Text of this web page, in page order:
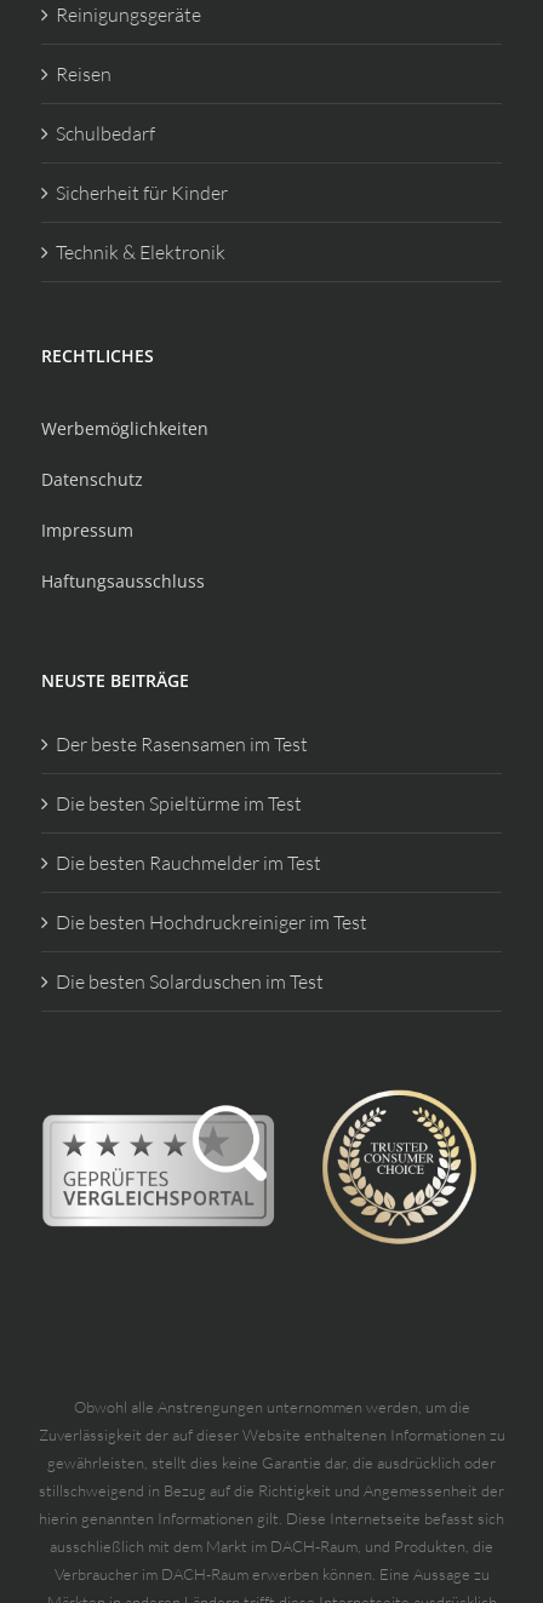
Reinigungsgeräte
Reisen
Schulbedarf
Sicherheit für Kinder
Technik & Elektronik
RECHTLICHES
Werbemöglichkeiten
Datenschutz
Impressum
Haftungsausschluss
NEUSTE BEITRÄGE
Der beste Rasensamen im Test
Die besten Spieltürme im Test
Die besten Rauchmelder im Test
Die besten Hochdruckreiniger im Test
Die besten Solarduschen im Test
Obwohl alle Anstrengungen unternommen werden, um die
Zuverlässigkeit der auf dieser Website enthaltenen Informationen zu
gewährleisten, stellt dies keine Garantie dar, die ausdrücklich oder
stillschweigend in Bezug auf die Richtigkeit und Angemessenheit der
hierin genannten Informationen gilt. Diese Internetseite befasst sich
ausschließlich mit dem Markt im DACH-Raum, und Produkten, die
Verbraucher im DACH-Raum erwerben können. Eine Aussage zu